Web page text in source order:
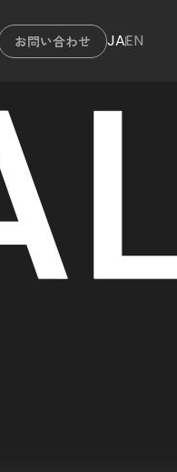
お問い合わせ JAEN